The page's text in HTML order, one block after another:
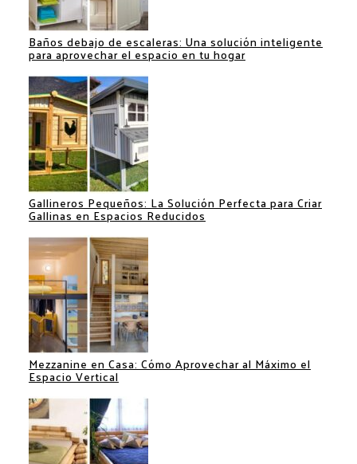
Baños debajo de escaleras: Una solución inteligente
para aprovechar el espacio en tu hogar
Gallineros Pequeños: La Solución Perfecta para Criar
Gallinas en Espacios Reducidos
Mezzanine en Casa: Cómo Aprovechar al Máximo el
Espacio Vertical